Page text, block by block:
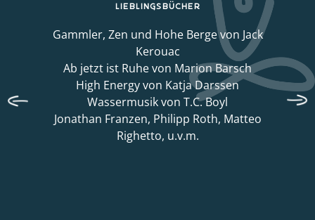
Lieblingsbücher
Gammler, Zen und Hohe Berge von Jack
Kerouac
Ab jetzt ist Ruhe von Marion Barsch
High Energy von Katja Darssen
Wassermusik von T.C. Boyl
Jonathan Franzen, Philipp Roth, Matteo
Righetto, u.v.m.